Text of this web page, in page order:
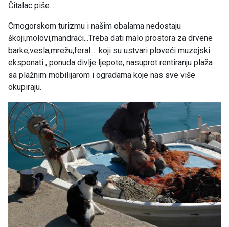
Čitalac piše...
Crnogorskom turizmu i našim obalama nedostaju
škoji,molovi,mandraći...Treba dati malo prostora za drvene
barke,vesla,mrežu,feral.... koji su ustvari ploveći muzejski
eksponati , ponuda divlje ljepote, nasuprot rentiranju plaža
sa plažnim mobilijarom i ogradama koje nas sve više
okupiraju.